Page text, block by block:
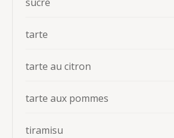
tarte
tarte au citron
tarte aux pommes
tiramisu